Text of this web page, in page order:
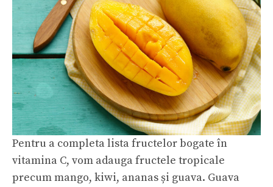
Pentru a completa lista fructelor bogate în
vitamina C, vom adauga fructele tropicale
precum mango, kiwi, ananas și guava. Guava